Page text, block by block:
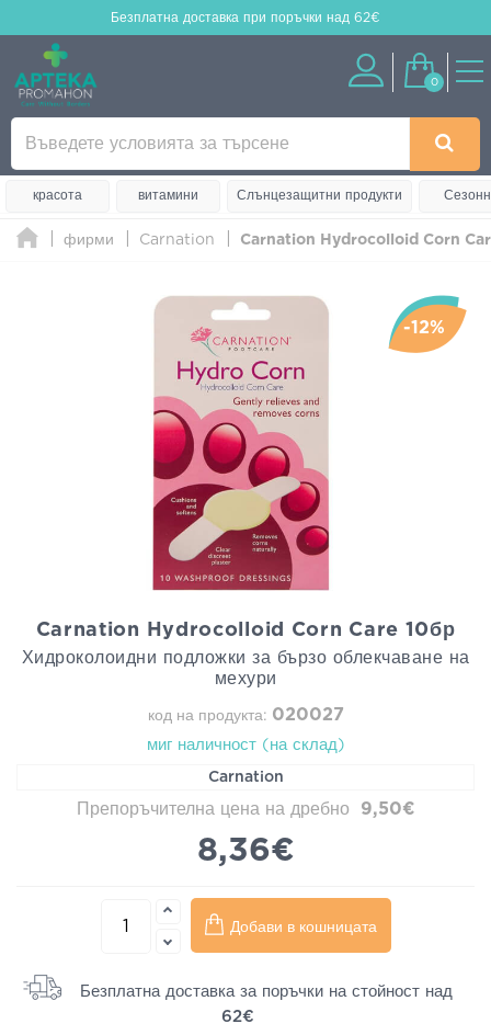
Безплатна доставка при поръчки над 62€
0
красота витамини Слънцезащитни продукти
фирми Carnation Carnation Hydrocolloid Corn
-12%
Carnation Hydrocolloid Corn Care 10бр
Хидроколоидни подложки за бързо облекчаване на
мехури
код на продукта: 020027
миг наличност (на склад)
Carnation
Препоръчителна цена на дребно 9,50€
8,36€
Добави в кошницата
Безплатна доставка за поръчки на стойност над
62€